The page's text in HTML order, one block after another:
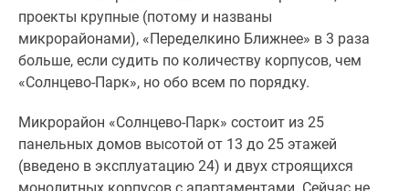
Семейная
ипотека
Военная
ипотека
программы
Медиа
проекты крупные (потому и названы
микрорайонами), «Переделкино Ближнее» в 3 раза
больше, если судить по количеству корпусов, чем
«Солнцево-Парк», но обо всем по порядку.
Микрорайон «Солнцево-Парк» состоит из 25
панельных домов высотой от 13 до 25 этажей
(введено в эксплуатацию 24) и двух строящихся